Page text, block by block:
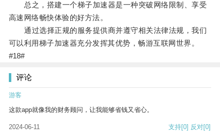
总之，搭建一个梯子加速器是一种突破网络限制、享受
高速网络畅快体验的好方法。
通过选择正规的服务提供商并遵守相关法律法规，我们
可以利用梯子加速器充分发挥其优势，畅游互联网世界。
#18#
评论
游客
这款app就像我的财务顾问，让我能够省钱又省心。
2024-06-11 支持[0] 反对[0]